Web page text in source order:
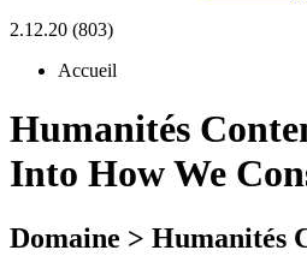
2.12.20 (803)
Accueil
Humanités
Into How We
Domaine > Humanités